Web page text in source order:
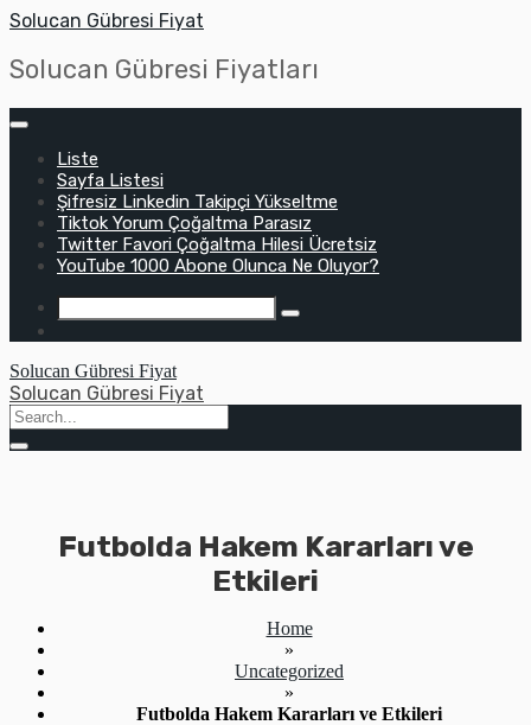
Skip
content
Solucan Gübresi Fiyat
Solucan Gübresi Fiyatları
Liste
Sayfa Listesi
Şifresiz Linkedin Takipçi Yükseltme
Tiktok Yorum Çoğaltma Parasız
Twitter Favori Çoğaltma Hilesi Ücretsiz
YouTube 1000 Abone Olunca Ne Oluyor?
Solucan Gübresi Fiyat
Solucan Gübresi Fiyat
Futbolda Hakem Kararları ve
Etkileri
Home
»
Uncategorized
»
Futbolda Hakem Kararları ve Etkileri